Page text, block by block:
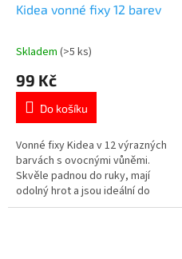
Kidea vonné fixy 12 barev
Průměrné
produktu
5,0
5
hvězdiček.
Skladem (>5 ks)
99 Kč
Do košíku
Vonné fixy Kidea v 12 výrazných
barvách s ovocnými vůněmi.
Skvěle padnou do ruky, mají
odolný hrot a jsou ideální do
školy i na tvoření. Více